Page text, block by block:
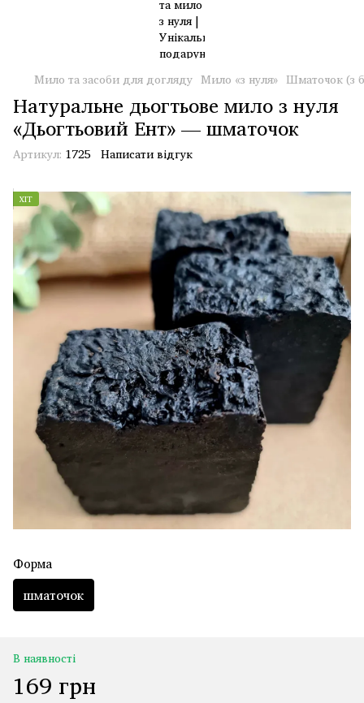
Мило та засоби для догляду Мило «з нуля» Шматочок (з
Натуральне дьогтьове мило з нуля
«Дьогтьовий Ент» — шматочок
Артикул: 1725 Написати відгук
ХІТ
Форма
шматочок
В наявності
169 грн